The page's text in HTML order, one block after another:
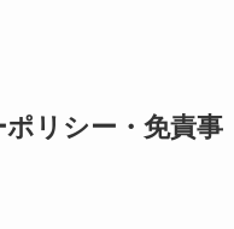
リシー・免責事